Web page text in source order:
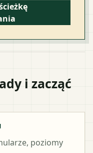
i zacząć
poziomy